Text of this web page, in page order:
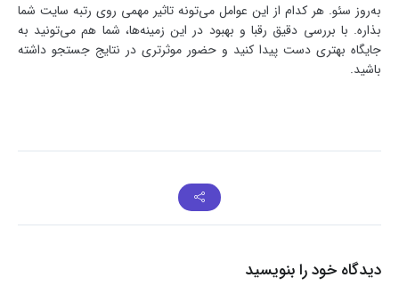
به‌روز سئو. هر کدام از این عوامل می‌تونه تاثیر مهمی روی رتبه سایت شما
بذاره. با بررسی دقیق رقبا و بهبود در این زمینه‌ها، شما هم می‌تونید به
جایگاه بهتری دست پیدا کنید و حضور موثرتری در نتایج جستجو داشته
باشید.
دیدگاه خود را بنویسید